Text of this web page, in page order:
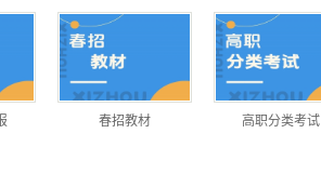
春招教材 高职分类考试